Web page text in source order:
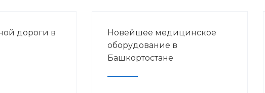
дороги в
Новейшее медицинское
оборудование в
Башкортостане